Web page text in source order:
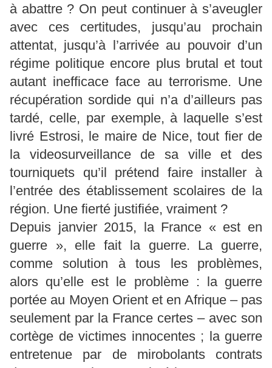
à abattre ? On peut continuer à s’aveugler
avec ces certitudes, jusqu’au prochain
attentat, jusqu’à l’arrivée au pouvoir d’un
régime politique encore plus brutal et tout
autant inefficace face au terrorisme. Une
récupération sordide qui n’a d’ailleurs pas
tardé, celle, par exemple, à laquelle s’est
livré Estrosi, le maire de Nice, tout fier de
la videosurveillance de sa ville et des
tourniquets qu’il prétend faire installer à
l’entrée des établissement scolaires de la
région. Une fierté justifiée, vraiment ?
Depuis janvier 2015, la France « est en
guerre », elle fait la guerre. La guerre,
comme solution à tous les problèmes,
alors qu’elle est le problème : la guerre
portée au Moyen Orient et en Afrique – pas
seulement par la France certes – avec son
cortège de victimes innocentes ; la guerre
entretenue par de mirobolants contrats